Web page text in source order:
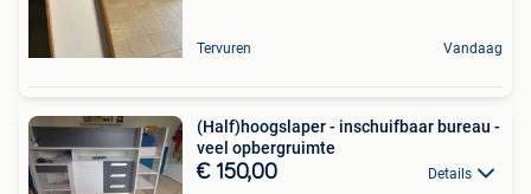
Tervuren Vandaag
(Half)hoogslaper - inschuifbaar bureau -
veel opbergruimte
€ 150,00 Details